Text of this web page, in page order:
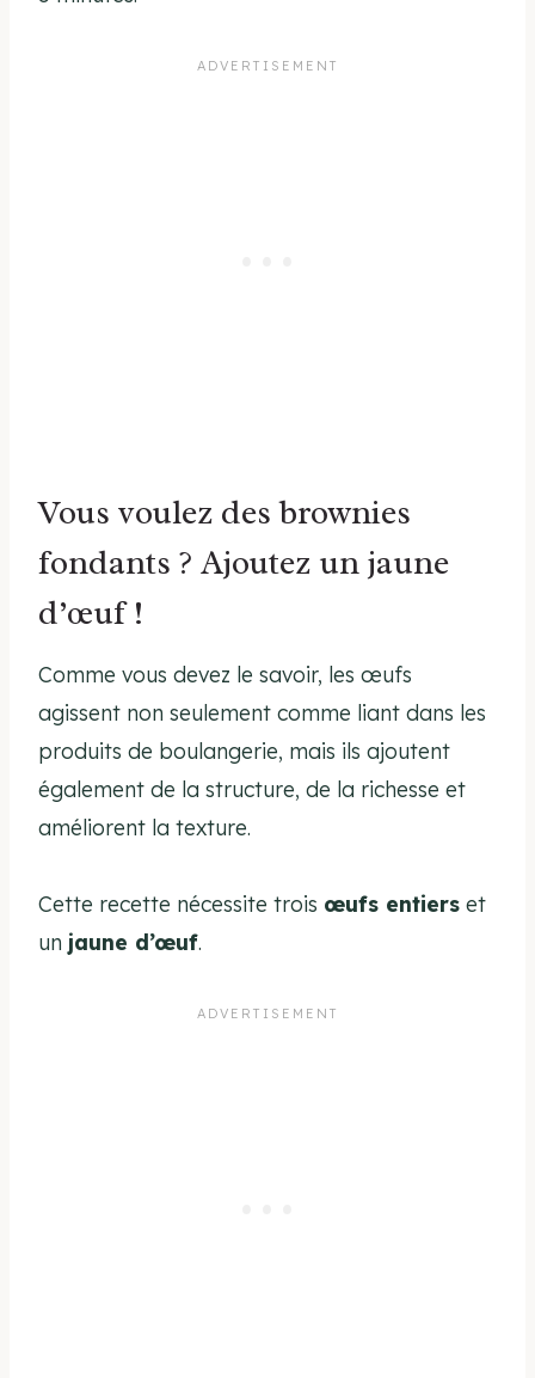
Vous voulez des brownies
fondants ? Ajoutez un jaune
d’œuf !
Comme vous devez le savoir, les œufs
agissent non seulement comme liant dans les
produits de boulangerie, mais ils ajoutent
également de la structure, de la richesse et
améliorent la texture.
Cette recette nécessite trois œufs entiers et
un jaune d’œuf.